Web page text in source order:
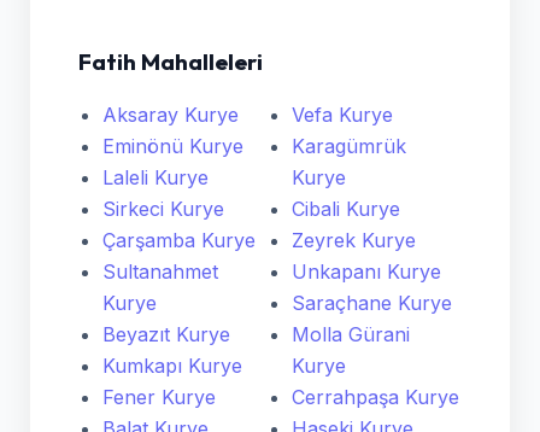
Fatih Mahalleleri
Aksaray Kurye
Eminönü Kurye
Laleli Kurye
Sirkeci Kurye
Çarşamba Kurye
Sultanahmet
Kurye
Beyazıt Kurye
Kumkapı Kurye
Fener Kurye
Vefa Kurye
Karagümrük
Kurye
Cibali Kurye
Zeyrek Kurye
Unkapanı Kurye
Saraçhane Kurye
Molla Gürani
Kurye
Cerrahpaşa Kurye